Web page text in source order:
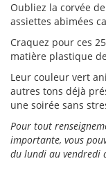
Oubliez la corvée
assiettes abimées
Craquez pour ces 25
matière plastique
Leur couleur vert
autres tons déjà
une soirée sans
Pour tout
importante, vous
du lundi au vendredi